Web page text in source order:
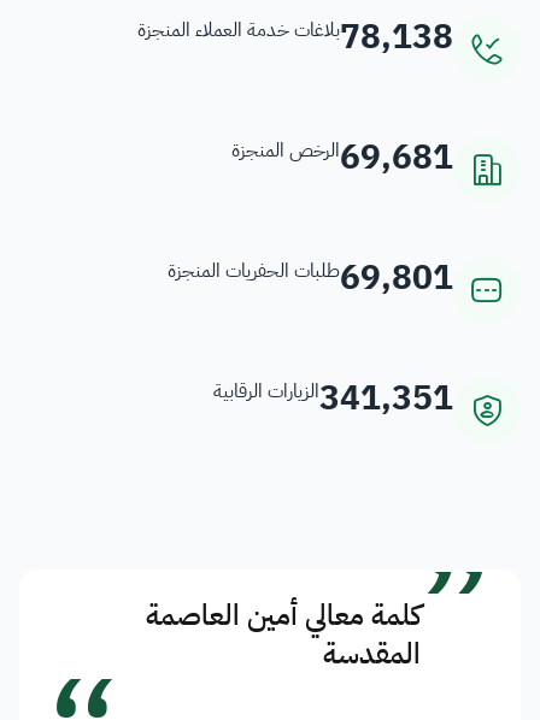
78,138بلاغات خدمة العملاء المنجزة
69,681الرخص المنجزة
69,801طلبات الحفريات المنجزة
341,351الزيارات الرقابية
”كلمة معالي أمين العاصمة
المقدسة